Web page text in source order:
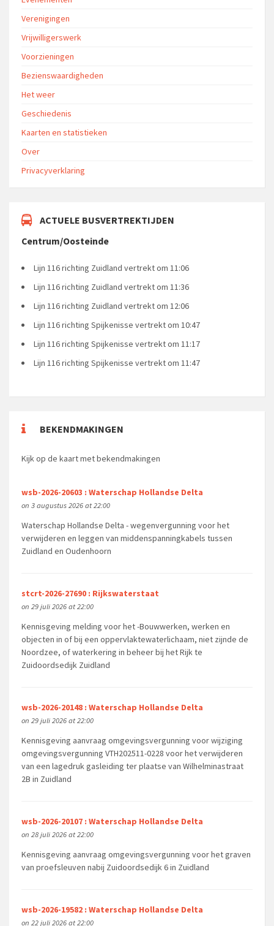
Verenigingen
Vrijwilligerswerk
Voorzieningen
Bezienswaardigheden
Het weer
Geschiedenis
Kaarten en statistieken
Over
Privacyverklaring
ACTUELE BUSVERTREKTIJDEN
Centrum/Oosteinde
Lijn 116 richting Zuidland vertrekt om 11:06
Lijn 116 richting Zuidland vertrekt om 11:36
Lijn 116 richting Zuidland vertrekt om 12:06
Lijn 116 richting Spijkenisse vertrekt om 10:47
Lijn 116 richting Spijkenisse vertrekt om 11:17
Lijn 116 richting Spijkenisse vertrekt om 11:47
BEKENDMAKINGEN
Kijk op de kaart met bekendmakingen
wsb-2026-20603 : Waterschap Hollandse Delta
on 3 augustus 2026 at 22:00
Waterschap Hollandse Delta - wegenvergunning voor het
verwijderen en leggen van middenspanningkabels tussen
Zuidland en Oudenhoorn
stcrt-2026-27690 : Rijkswaterstaat
on 29 juli 2026 at 22:00
Kennisgeving melding voor het -Bouwwerken, werken en
objecten in of bij een oppervlaktewaterlichaam, niet zijnde de
Noordzee, of waterkering in beheer bij het Rijk te
Zuidoordsedijk Zuidland
wsb-2026-20148 : Waterschap Hollandse Delta
on 29 juli 2026 at 22:00
Kennisgeving aanvraag omgevingsvergunning voor wijziging
omgevingsvergunning VTH202511-0228 voor het verwijderen
van een lagedruk gasleiding ter plaatse van Wilhelminastraat
2B in Zuidland
wsb-2026-20107 : Waterschap Hollandse Delta
on 28 juli 2026 at 22:00
Kennisgeving aanvraag omgevingsvergunning voor het graven
van proefsleuven nabij Zuidoordsedijk 6 in Zuidland
wsb-2026-19582 : Waterschap Hollandse Delta
on 22 juli 2026 at 22:00